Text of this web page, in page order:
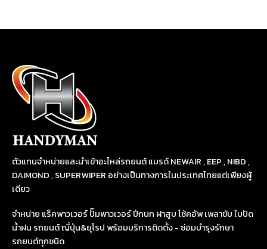
ตัวแทนจำหน่ายและนำเข้าอะไหล่รถยนต์ แบรด์ NEWAIR , EEP , NIBD ,
DAIMOND , SUPERWIPER อย่างเป็นทางการในประเทศไทยแต่เพียงผู้
เดียว
จำหน่าย แร็คพาวเวอร์ ปั๊มพาวเวอร์ ปีกนก ฝาสูบ โช้คอัพ เพลาขับ ใบปัด
น้ำฝน รถยนต์ ญี่ปุ่น&ยุโรป พร้อมบริการติดตั้ง - ซ่อมบำรุงรักษา
รถยนต์ทุกชนิด